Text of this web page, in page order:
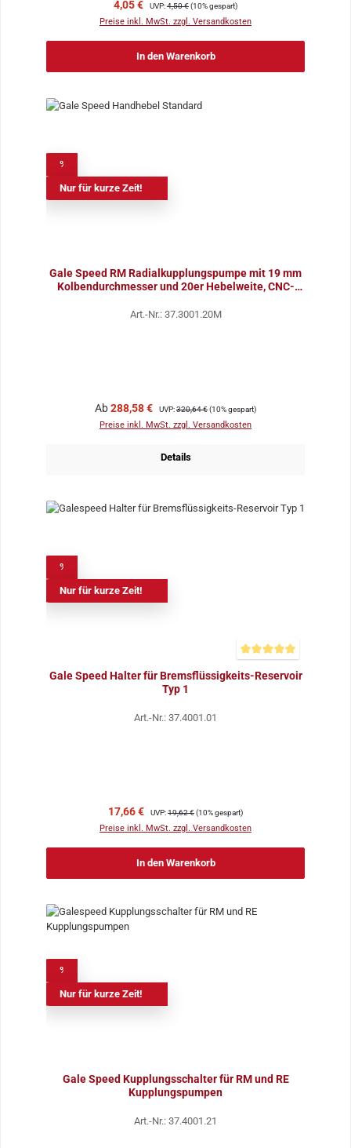
Verkaufspreis:
4,05 € Regulärer Preis:
UVP:4,50 €(10% gespart)
Preise inkl. MwSt. zzgl. Versandkosten
In den Warenkorb
Nur für kurze Zeit!
Gale Speed RM Radialkupplungspumpe mit 19 mm
Kolbendurchmesser und 20er Hebelweite, CNC-
Art.-Nr.: 37.3001.20M
Verkaufspreis:
Ab288,58 € Regulärer Preis:
UVP:320,64 €(10% gespart)
Preise inkl. MwSt. zzgl. Versandkosten
Details
Nur für kurze Zeit!
Gale Speed Halter für Bremsflüssigkeits-Reservoir
Typ 1
Art.-Nr.: 37.4001.01
Verkaufspreis:
17,66 € Regulärer Preis:
UVP:19,62 €(10% gespart)
Preise inkl. MwSt. zzgl. Versandkosten
In den Warenkorb
Nur für kurze Zeit!
Gale Speed Kupplungsschalter für RM und RE
Kupplungspumpen
Art.-Nr.: 37.4001.21